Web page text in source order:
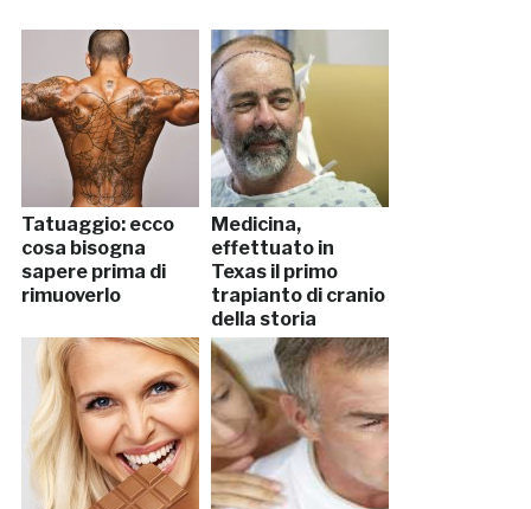
Tatuaggio: ecco
cosa bisogna
sapere prima di
rimuoverlo
Medicina,
effettuato in
Texas il primo
trapianto di cranio
della storia